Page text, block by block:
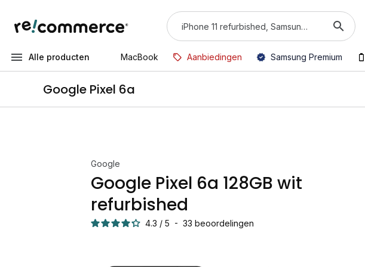
Alle producten MacBook Aanbiedingen Samsung Premium
Google Pixel 6a
Google
Google Pixel 6a 128GB wit
refurbished
4.3 / 5 - 33 beoordelingen